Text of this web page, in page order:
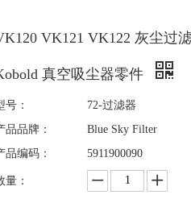
VK121 VK122 灰尘过
真空吸尘器零件
号：
72-过滤器
品品牌：
Blue Sky Filter
品编码：
5911900090
量：